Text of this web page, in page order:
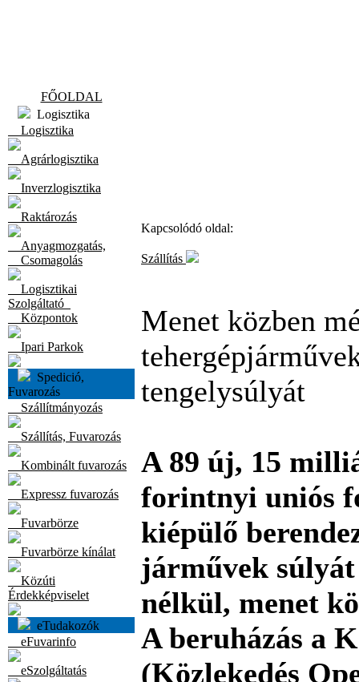
FŐOLDAL
Logisztika
Logisztika
Agrárlogisztika
Inverzlogisztika
Raktározás
Anyagmozgatás,
Csomagolás
Logisztikai
Szolgáltató
Központok
Ipari Parkok
Spedició,
Fuvarozás
Szállítmányozás
Szállítás, Fuvarozás
Kombinált fuvarozás
Expressz fuvarozás
Fuvarbörze
Fuvarbörze kínálat
Közúti
Érdekképviselet
eTudakozók
eFuvarinfo
eSzolgáltatás
Kapcsolódó oldal:
Szállítás
Menet közben
tengelysúlyát
A 89 új, 15
forintnyi uniós
kiépülő
járművek
nélkül, menet
A beruházás a
(Közlekedés